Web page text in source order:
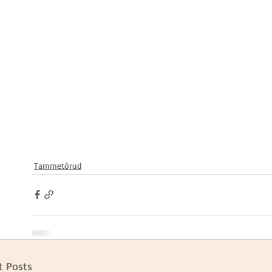
Tammetõrud
Posts